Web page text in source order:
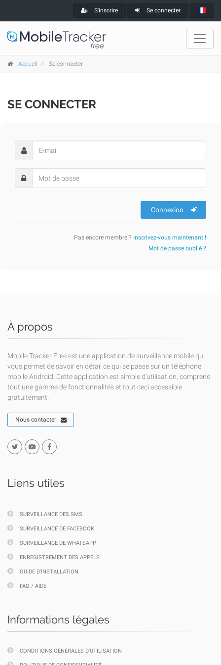
S'inscrire Se connecter
Accueil Se connecter
SE CONNECTER
Connexion
Pas encore membre ? Inscrivez-vous maintenant !
Mot de passe oublié ?
À propos
Mobile Tracker Free est une application de surveillance mobile qui
vous permet de savoir en détail ce qui se passe sur un téléphone
mobile Android. Cette application est simple d'utilisation, comprend
tout une gamme de fonctionnalités et tout ceci accessible
gratuitement.
Nous contacter
Liens utiles
SURVEILLANCE DES SMS
SURVEILLANCE DE FACEBOOK
SURVEILLANCE DE WHATSAPP
ENREGISTREMENT DES APPELS
GUIDE D'INSTALLATION
FAQ / AIDE
Informations légales
CONDITIONS GÉNÉRALES D'UTILISATION